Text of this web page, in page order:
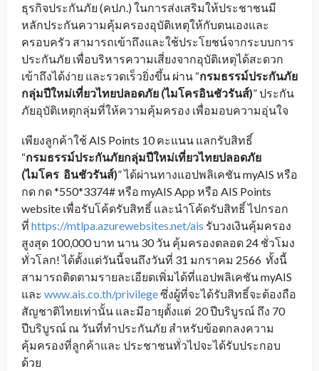
ธุรกิจประกันภัย (คปภ.) ในการส่งเสริมให้ประชาชนมี
หลักประกันความคุ้มครองอุบัติเหตุให้กับตนเองและ
ครอบครัว สามารถเข้าถึงและใช้ประโยชน์จากระบบการ
ประกันภัย เพื่อบริหารความเสี่ยงจากอุบัติเหตุได้สะดวก
เข้าถึงได้ง่าย และรวดเร็วยิ่งขึ้น ผ่าน “กรมธรรม์ประกันภัย
กลุ่มปีใหม่เที่ยวไทยปลอดภัย (ไมโครอินชัวรันส์)” ประกัน
ภัยอุบัติเหตุกลุ่มที่ให้ความคุ้มครอง เพื่อมอบความอุ่นใจ
เพียงลูกค้าใช้ AIS Points 10 คะแนน แลกรับสิทธิ์
“กรมธรรม์ประกันภัยกลุ่มปีใหม่เที่ยวไทยปลอดภัย
(ไมโคร อินชัวรันส์)” ได้ผ่านทางแอปพลิเคชัน myAIS หรือ
กด กด *550*3374# หรือ myAIS App หรือ AIS Points
website เพื่อรับโค้ดรับสิทธิ์ และนำโค้ดรับสิทธิ์ ไปกรอก
ที่ https://mtlpa.azurewebsites.net/ais รับวงเงินคุ้มครอง
สูงสุด 100,000 บาท นาน 30 วัน คุ้มครองตลอด 24 ชั่วโมง
ทั่วโลก! ได้ตั้งแต่วันนี้จนถึงวันที่ 31 มกราคม 2566 ทั้งนี้
สามารถติดตามรายละเอียดเพิ่มได้ที่แอปพลิเคชัน myAIS
และ www.ais.co.th/privilegeซึ่งผู้ที่จะได้รับสิทธิ์จะต้องถือ
สัญชาติไทยเท่านั้น และมีอายุตั้งแต่ 20 ปีบริบูรณ์ ถึง 70
ปีบริบูรณ์ ณ วันที่ทำประกันภัย สำหรับข้อตกลงความ
คุ้มครองที่ลูกค้าและ ประชาชนทั่วไปจะได้รับประกอบ
ด้วย